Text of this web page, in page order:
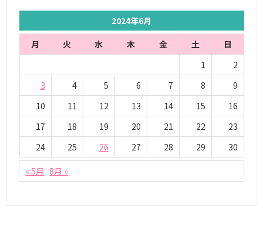
2024年6月
月
火 水 木 金 土
日
1
2
3
4 5 6 7 8
9
10
11 12 13 14 15
16
17
18 19 20 21 22
23
24
25 26 27 28 29 30
« 5月 8月 »